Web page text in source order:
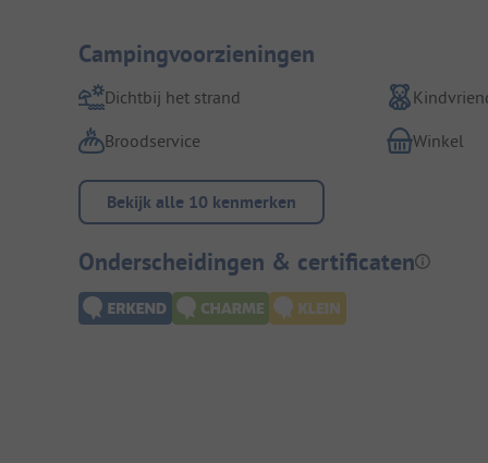
Campingvoorzieningen
Dichtbij het strand
Broodservice
Winkel
Bekijk alle 10 kenmerken
Onderscheidingen & certificaten